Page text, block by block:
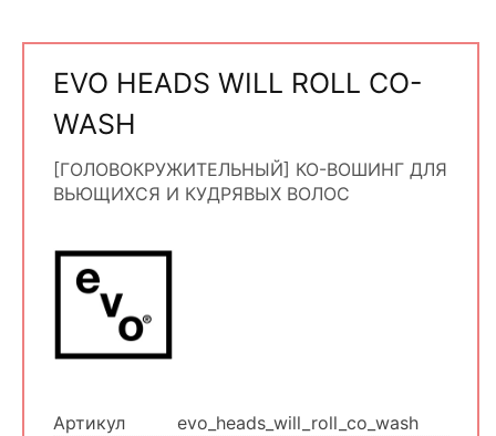
EVO HEADS WILL ROLL CO-
WASH
[ГОЛОВОКРУЖИТЕЛЬНЫЙ] КО-ВОШИНГ ДЛЯ
ВЬЮЩИХСЯ И КУДРЯВЫХ ВОЛОС
Артикул
evo_heads_will_roll_co_wash